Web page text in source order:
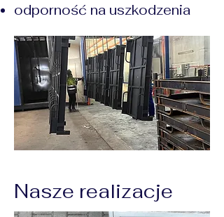
odporność na uszkodzenia
Nasze realizacje